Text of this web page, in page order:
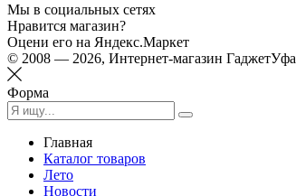
Мы в социальных сетях
Нравится магазин?
Оцени его на Яндекс.Маркет
© 2008 — 2026, Интернет-магазин ГаджетУфа
Форма
Главная
Каталог товаров
Лето
Новости